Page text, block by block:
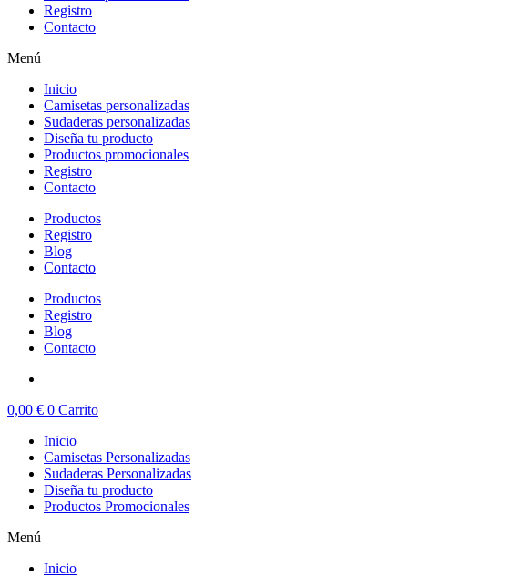
Registro
Contacto
Menú
Inicio
Camisetas personalizadas
Sudaderas personalizadas
Diseña tu producto
Productos promocionales
Registro
Contacto
Productos
Registro
Blog
Contacto
Productos
Registro
Blog
Contacto
0,00 € 0 Carrito
Inicio
Camisetas Personalizadas
Sudaderas Personalizadas
Diseña tu producto
Productos Promocionales
Menú
Inicio